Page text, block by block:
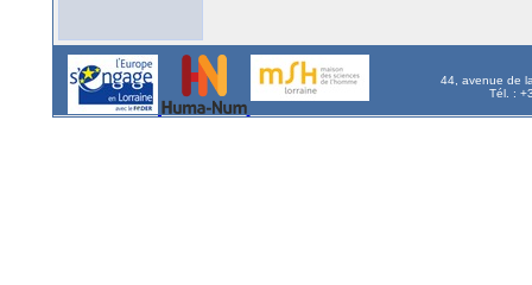
44, avenue de
Tél. :